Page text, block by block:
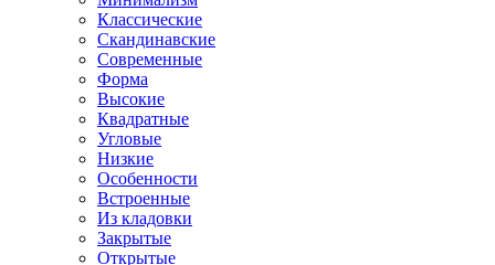
Классические
Скандинавские
Современные
Форма
Высокие
Квадратные
Угловые
Низкие
Особенности
Встроенные
Из кладовки
Закрытые
Открытые